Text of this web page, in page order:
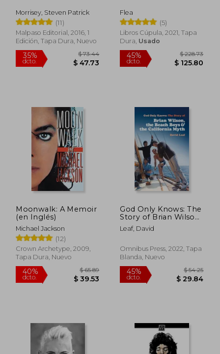
45% $ 39.44 40%
Morrisey, Steven Patrick
(11)
Malpaso Editorial, 2016, 1
Edición, Tapa Dura, Nuevo
Flea
(5)
Libros Cúpula, 2021, Tapa
Dura, Usado
Moonwalk: A Memoir
(en Inglés)
Michael Jackson
(12)
Crown Archetype, 2009,
Tapa Dura, Nuevo
God Only Knows: The
Story of Brian Wilson,
the Beach Boys and
the California Myth
Leaf, David
Omnibus Press, 2022, Tapa
Blanda, Nuevo